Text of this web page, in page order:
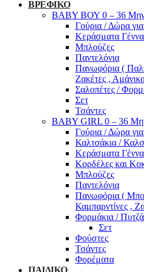
ΒΡΕΦΙΚΟ
ΒΑΒΥ ΒΟΥ 0 – 36
Γούρια / Δώρα
Κεράσματα
Μπλούζες
Παντελόνια
Πανωφόρια (
Ζακέτες ,
Σαλοπέτες /
Σετ
Τσάντες
BABY GIRL 0 – 36
Γούρια / Δώρα
Καλτσάκια /
Κεράσματα
Κορδέλες και
Μπλούζες
Παντελόνια
Πανωφόρια (
Καμπαρντίνες ,
Φορμάκια /
Σετ
Φούστες
Τσάντες
Φορέματα
ΠΑΙΔΙΚΟ